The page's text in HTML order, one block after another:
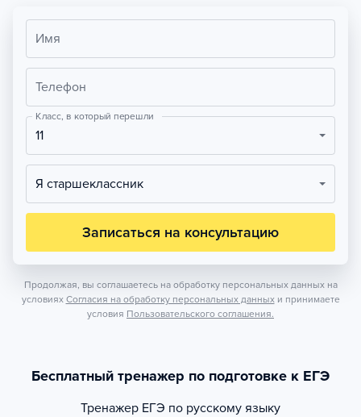
Имя
Телефон
Класс, в который перешли
11
Я старшеклассник
Записаться на консультацию
Продолжая, вы соглашаетесь на обработку персональных данных на
условиях Согласия на обработку персональных данных и принимаете
условия Пользовательского соглашения.
Бесплатный тренажер по подготовке к ЕГЭ
Тренажер ЕГЭ по русскому языку